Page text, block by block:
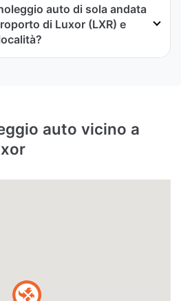
auto di sola andata
di Luxor (LXR) e
auto vicino a